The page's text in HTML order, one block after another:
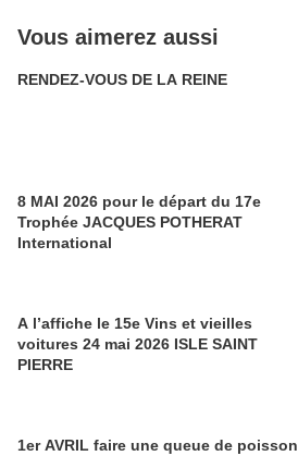
Vous aimerez aussi
RENDEZ-VOUS DE LA REINE
8 MAI 2026 pour le départ du 17e
Trophée JACQUES POTHERAT
International
A l’affiche le 15e Vins et vieilles
voitures 24 mai 2026 ISLE SAINT
PIERRE
1er AVRIL faire une queue de poisson